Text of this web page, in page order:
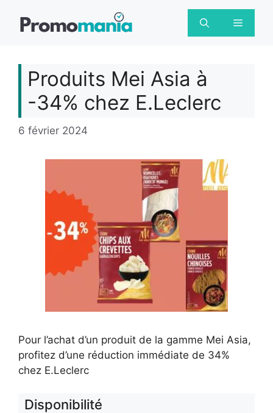
Menu
Produits Mei Asia à
-34% chez E.Leclerc
6 février 2024
Pour l’achat d’un produit de la gamme Mei Asia,
profitez d’une réduction immédiate de 34%
chez E.Leclerc
Disponibilité